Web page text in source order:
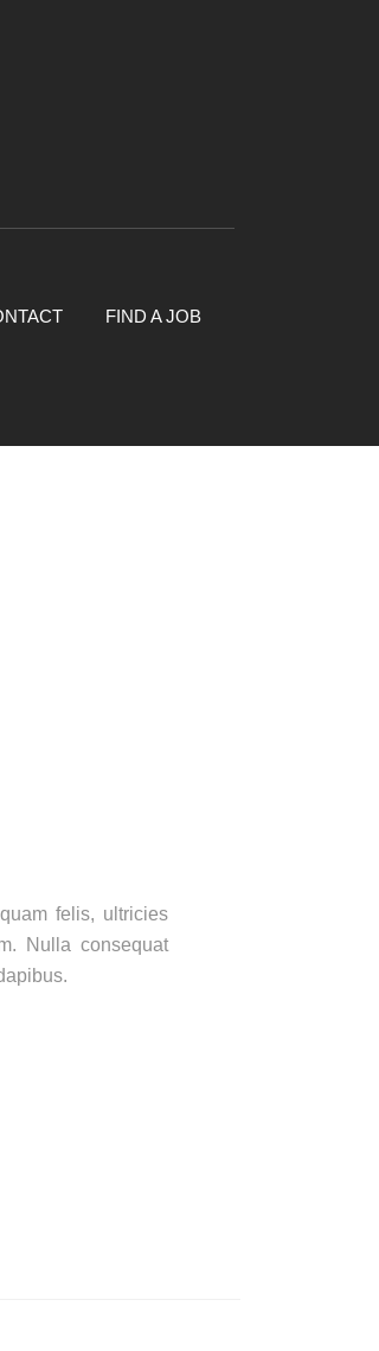
FIND A JOB
felis, ultricies
Nulla consequat